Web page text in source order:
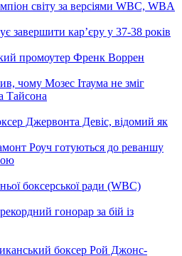
завершити кар’єру у 37-38 років
чому Мозес Ітаума не зміг
Тайсона
Роуч готуються до реваншу
гонорар за бій із